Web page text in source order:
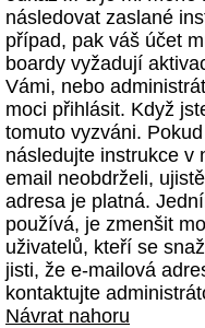
následovat zaslané
případ, pak váš účet
boardy vyžadují
Vámi, nebo
moci přihlásit. Když
tomuto vyzváni.
následujte instrukce v
email neobdrželi,
adresa je platná.
používá, je zmenšit
uživatelů, kteří se
jisti, že e-mailová
kontaktujte
Návrat nahoru